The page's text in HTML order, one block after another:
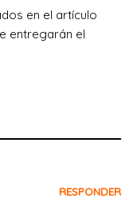
en el artículo
entregarán el
RESPONDER